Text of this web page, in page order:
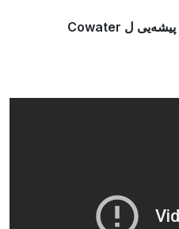
د. برایان ستاینز پسپۆڕێ ڕێنمایی پیشەیی ل Cowater